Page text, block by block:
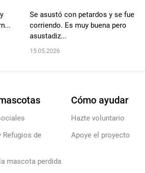
Se asustó con petardos y se fue
corriendo. Es muy buena pero
asustadiz...
15.05.2026
de
mascota perdida
Cómo ayudar
Hazte voluntario
Apoye el proyecto